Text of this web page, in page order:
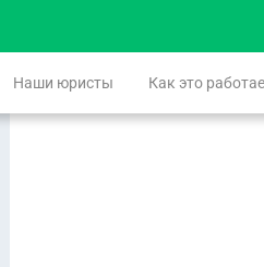
Наши юристы Как это